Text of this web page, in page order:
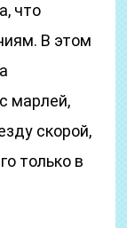
что
В этом
марлей,
скорой,
только в